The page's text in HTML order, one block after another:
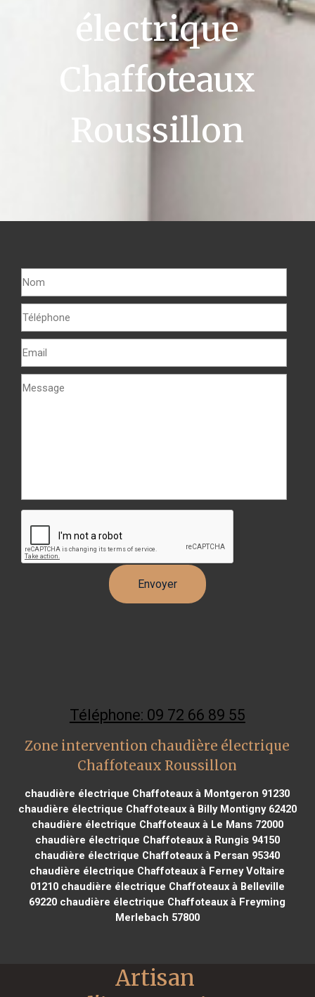
électrique
Chaffoteaux
Roussillon
Téléphone: 09 72 66 89 55
Zone intervention chaudière électrique
Chaffoteaux Roussillon
chaudière électrique Chaffoteaux à Montgeron 91230
chaudière électrique Chaffoteaux à Billy Montigny 62420
chaudière électrique Chaffoteaux à Le Mans 72000
chaudière électrique Chaffoteaux à Rungis 94150
chaudière électrique Chaffoteaux à Persan 95340
chaudière électrique Chaffoteaux à Ferney Voltaire
01210chaudière électrique Chaffoteaux à Belleville
69220 chaudière électrique Chaffoteaux à Freyming
Merlebach 57800
Artisan